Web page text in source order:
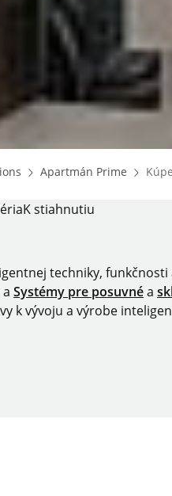
Homepage
Apartmán Prime
K stiahnutiu
techniky,
a Systémy pre posuvnéa
k vývoju a výrobe